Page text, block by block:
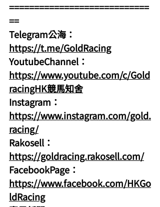
============================
==
Telegram公海：
https://t.me/GoldRacing
YoutubeChannel：
https://www.youtube.com/c/Gold
racingHK競馬知舍
Instagram：
https://www.instagram.com/gold.
racing/
Rakosell：
https://goldracing.rakosell.com/
FacebookPage：
https://www.facebook.com/HKGo
ldRacing